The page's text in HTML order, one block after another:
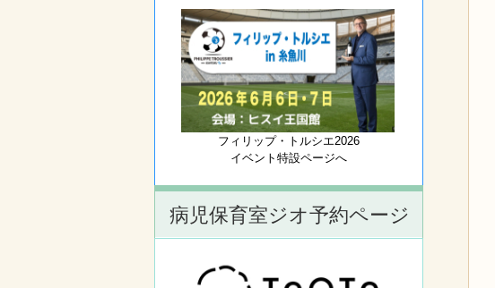
フィリップ・トルシエ2026
イベント特設ページへ
病児保育室ジオ予約ページ